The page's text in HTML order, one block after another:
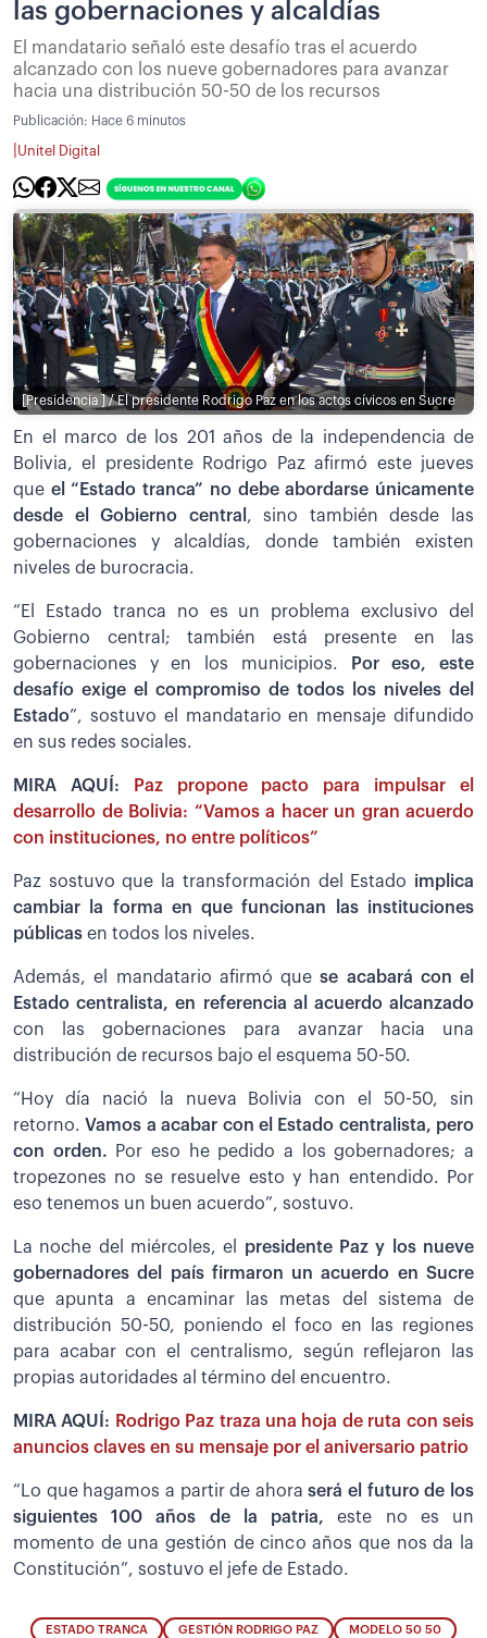
las gobernaciones y alcaldías
El mandatario señaló este desafío tras el acuerdo
alcanzado con los nueve gobernadores para avanzar
hacia una distribución 50-50 de los recursos
Publicación: Hace 6 minutos
Unitel Digital
[Presidencia ] / El presidente Rodrigo Paz en los actos cívicos en Sucre
En el marco de los 201 años de la independencia de
Bolivia, el presidente Rodrigo Paz afirmó este jueves
que el “Estado tranca” no debe abordarse únicamente
desde el Gobierno central , sino también desde las
gobernaciones y alcaldías, donde también existen
niveles de burocracia.
“El Estado tranca no es un problema exclusivo del
Gobierno central; también está presente en las
gobernaciones y en los municipios.
Por eso, este
desafío exige el compromiso de todos los niveles del
Estado”, sostuvo el mandatario en mensaje difundido
en sus redes sociales.
MIRA AQUÍ:
Paz propone pacto para impulsar el
desarrollo de Bolivia: “Vamos a hacer un gran acuerdo
con instituciones, no entre políticos”
Paz sostuvo que la transformación del Estado implica
cambiar la forma en que funcionan las instituciones
públicas en todos los niveles.
Además, el mandatario afirmó quese acabará con el
Estado centralista, en referencia al acuerdo alcanzado
con las gobernaciones para avanzar hacia una
distribución de recursos bajo el esquema 50-50.
“Hoy día nació la nueva Bolivia con el 50-50, sin
retorno.Vamos a acabar con el Estado centralista, pero
con orden. Por eso he pedido a los gobernadores; a
tropezones no se resuelve esto y han entendido. Por
eso tenemos un buen acuerdo”, sostuvo.
La noche del miércoles, el presidente Paz y los nueve
gobernadores del país firmaron un acuerdo en Sucre
que apunta a encaminar las metas del sistema de
distribución 50-50, poniendo el foco en las regiones
para acabar con el centralismo, según reflejaron las
propias autoridades al término del encuentro.
MIRA AQUÍ: Rodrigo Paz traza una hoja de ruta con seis
anuncios claves en su mensaje por el aniversario patrio
“Lo que hagamos a partir de ahoraserá el futuro de los
siguientes 100 años de la patria, este no es un
momento de una gestión de cinco años que nos da la
Constitución”, sostuvo el jefe de Estado.
ESTADO TRANCA GESTIÓN RODRIGO PAZ MODELO 50 50